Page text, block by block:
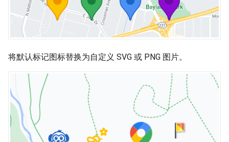
将默认标记图标替换为自定义 SVG 或 PNG 图片。